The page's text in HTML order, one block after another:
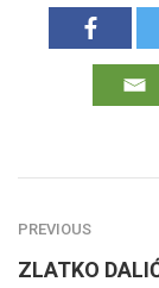
PREVIOUS
ZLATKO